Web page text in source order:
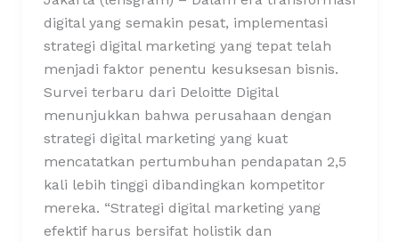
digital yang semakin pesat, implementasi
strategi digital marketing yang tepat telah
menjadi faktor penentu kesuksesan bisnis.
Survei terbaru dari Deloitte Digital
menunjukkan bahwa perusahaan dengan
strategi digital marketing yang kuat
mencatatkan pertumbuhan pendapatan 2,5
kali lebih tinggi dibandingkan kompetitor
mereka. “Strategi digital marketing yang
efektif harus bersifat holistik dan